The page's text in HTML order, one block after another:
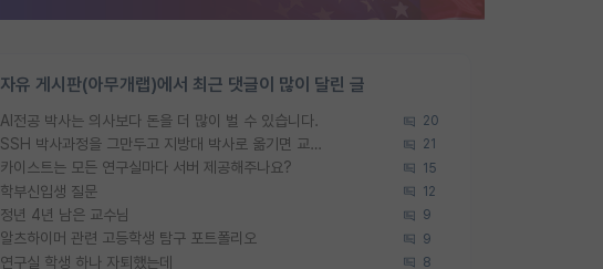
자유 게시판(아무개랩)에서 최근 댓글이 많이 달린 글
AI전공 박사는 의사보다 돈을 더 많이 벌 수 있습니다. 20
SSH 박사과정을 그만두고 지방대 박사로 옮기면 교수의 꿈은 끝일까요? 21
카이스트는 모든 연구실마다 서버 제공해주나요? 15
학부신입생 질문 12
정년 4년 남은 교수님 9
알츠하이머 관련 고등학생 탐구 포트폴리오 9
연구실 학생 하나 자퇴했는데 8